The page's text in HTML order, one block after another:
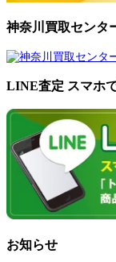
神奈川買取センタ
LINE査定 スマホ
お知らせ